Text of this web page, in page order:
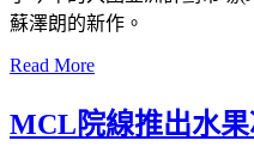
蘇澤朗的新作。
Read More
MCL院線推出水